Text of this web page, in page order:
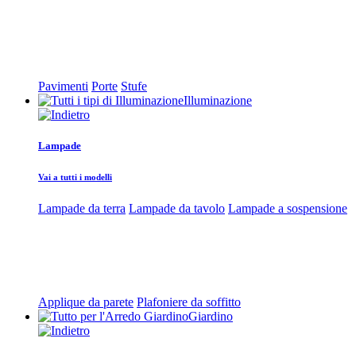
Pavimenti Porte Stufe
Illuminazione
Lampade
Vai a tutti i modelli
Lampade da terra Lampade da tavolo Lampade a sospensione
Applique da parete Plafoniere da soffitto
Giardino